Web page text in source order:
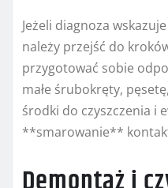
Jeżeli diagnoza
należy przejść do
przygotować sobie
małe śrubokręty,
środki do czyszczenia i
**smarowanie**